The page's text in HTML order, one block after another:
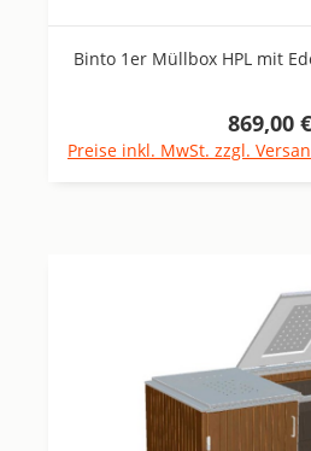
Binto 1er Müllbox HPL mit
Regulärer
869,00 €
Preise inkl. MwSt. zzgl.